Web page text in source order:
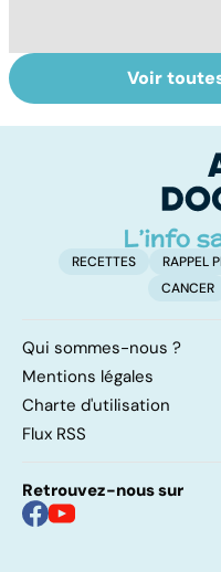
Le mystère de la
fibromyalgie
Voir
RECETTES RAPPEL
CANCER
Qui sommes-nous ?
Mentions légales
Charte d'utilisation
Flux RSS
Retrouvez-nous sur